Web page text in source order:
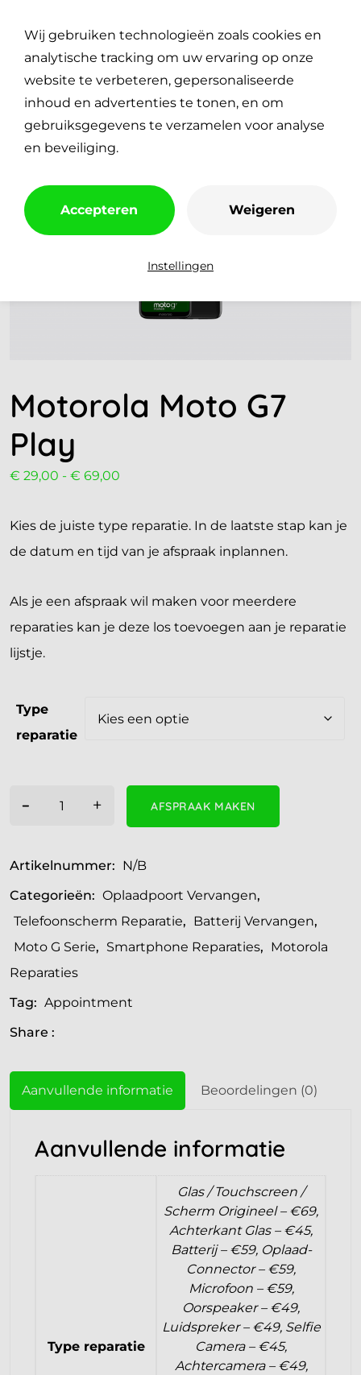
€0,00Plan je reparatie
Motorola Moto G7
Play
€ 29,00 - € 69,00
Kies de juiste type reparatie. In de laatste stap kan je
de datum en tijd van je afspraak inplannen.
Als je een afspraak wil maken voor meerdere
reparaties kan je deze los toevoegen aan je reparatie
lijstje.
Type
reparatie
- + AFSPRAAK MAKEN
Artikelnummer: N/B
Categorieën: Oplaadpoort Vervangen,
Telefoonscherm Reparatie, Batterij Vervangen,
Moto G Serie, Smartphone Reparaties, Motorola
Reparaties
Tag: Appointment
Share :
Aanvullende informatie Beoordelingen (0)
Aanvullende informatie
Type reparatie
Glas / Touchscreen /
Scherm Origineel – €69,
Achterkant Glas – €45,
Batterij – €59, Oplaad-
Connector – €59,
Microfoon – €59,
Oorspeaker – €49,
Luidspreker – €49, Selfie
Camera – €45,
Achtercamera – €49,
Wij gebruiken technologieën zoals cookies en
analytische tracking om uw ervaring op onze
website te verbeteren, gepersonaliseerde
inhoud en advertenties te tonen, en om
gebruiksgegevens te verzamelen voor analyse
en beveiliging.
Accepteren Weigeren
Instellingen